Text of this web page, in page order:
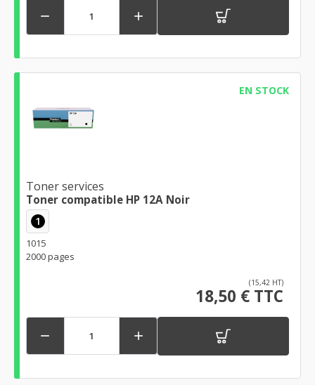
 
EN STOCK
Toner services
Toner compatible HP 12A Noir
1
1015
2000 pages
(15,42 HT)
18,50 € TTC
 